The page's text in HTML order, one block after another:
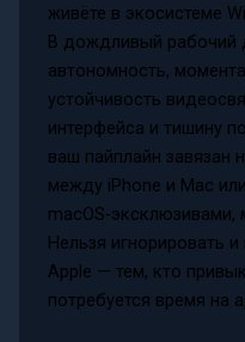
живёте в экосистеме
В дождливый рабочий
автономность,
устойчивость
интерфейса и тишину
ваш пайплайн завязан
между iPhone и Mac
macOS‑эксклюзивами,
Нельзя игнорировать
Apple — тем, кто
потребуется время на